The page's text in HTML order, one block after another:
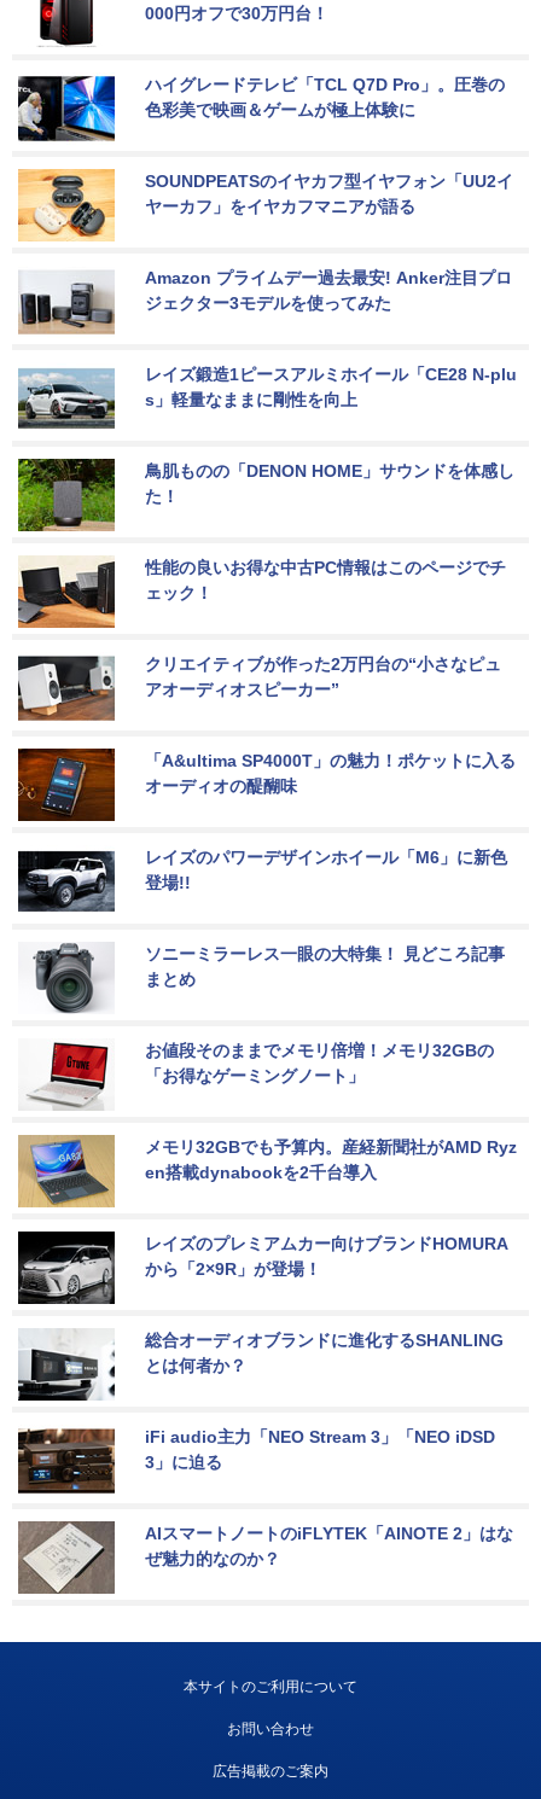
000円オフで30万円台！
ハイグレードテレビ「TCL Q7D Pro」。圧巻の
色彩美で映画＆ゲームが極上体験に
SOUNDPEATSのイヤカフ型イヤフォン「UU2イ
ヤーカフ」をイヤカフマニアが語る
Amazon プライムデー過去最安! Anker注目プロ
ジェクター3モデルを使ってみた
レイズ鍛造1ピースアルミホイール「CE28 N-plu
s」軽量なままに剛性を向上
鳥肌ものの「DENON HOME」サウンドを体感し
た！
性能の良いお得な中古PC情報はこのページでチ
ェック！
クリエイティブが作った2万円台の“小さなピュ
アオーディオスピーカー”
「A&ultima SP4000T」の魅力！ポケットに入る
オーディオの醍醐味
レイズのパワーデザインホイール「M6」に新色
登場!!
ソニーミラーレス一眼の大特集！ 見どころ記事
まとめ
お値段そのままでメモリ倍増！メモリ32GBの
「お得なゲーミングノート」
メモリ32GBでも予算内。産経新聞社がAMD Ryz
en搭載dynabookを2千台導入
レイズのプレミアムカー向けブランドHOMURA
から「2×9R」が登場！
総合オーディオブランドに進化するSHANLING
とは何者か？
iFi audio主力「NEO Stream 3」「NEO iDSD
3」に迫る
AIスマートノートのiFLYTEK「AINOTE 2」はな
ぜ魅力的なのか？
本サイトのご利用について
お問い合わせ
広告掲載のご案内